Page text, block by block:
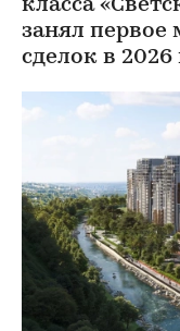
класса
занял первое
сделок в 2026